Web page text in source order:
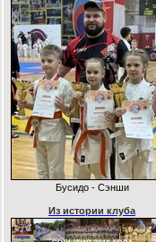
Бусидо - Сэнши
Из истории клуба